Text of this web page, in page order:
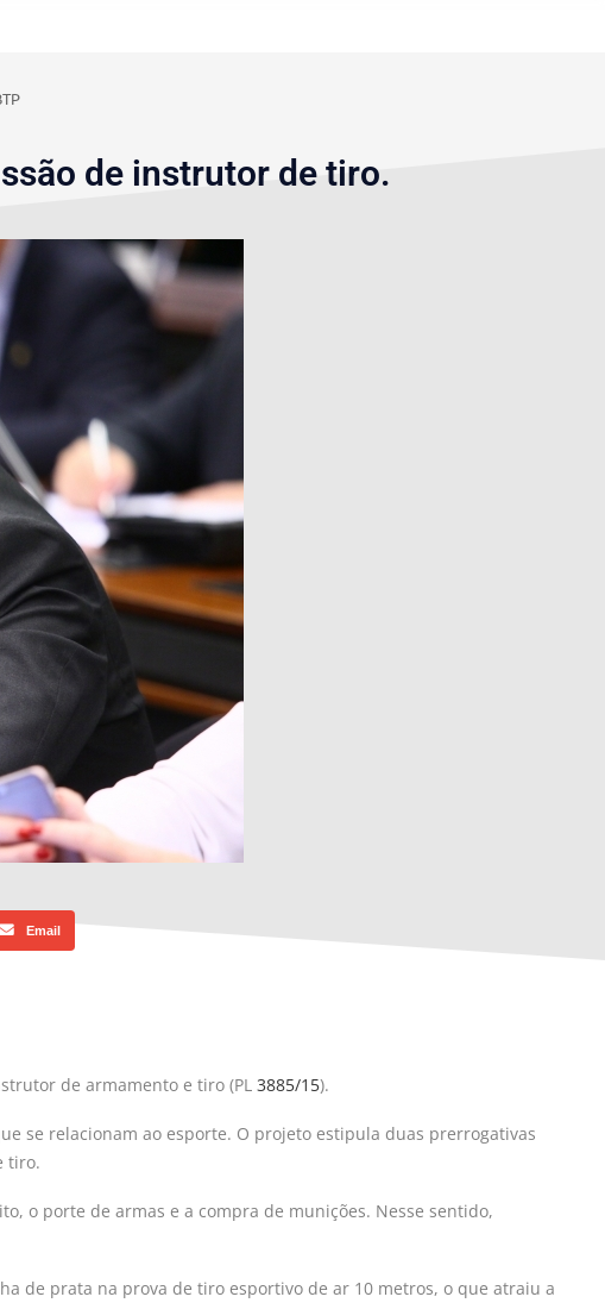
de instrutor de tiro.
Email
de armamento e tiro (PL 3885/15).
se relacionam ao esporte. O projeto estipula duas prerrogativas
tiro.
o porte de armas e a compra de munições. Nesse sentido,
de prata na prova de tiro esportivo de ar 10 metros, o que atraiu a